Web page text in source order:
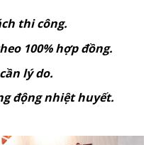
thi công.
100% hợp đồng.
lý do.
động nhiệt huyết.